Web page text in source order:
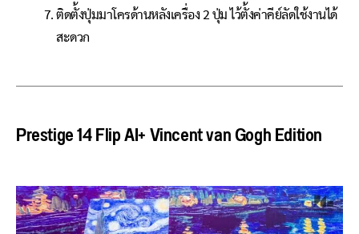
ติดตั้งปุ่มมาโครด้านหลังเครื่อง 2 ปุ่ม ไว้ตั้งค่าคีย์ลัดใช้งานได้
สะดวก
Prestige 14 Flip AI+ Vincent van Gogh Edition